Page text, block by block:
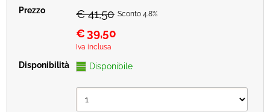
€ 41,50 Sconto 4.8%
€ 39,50
Iva inclusa
Disponibile